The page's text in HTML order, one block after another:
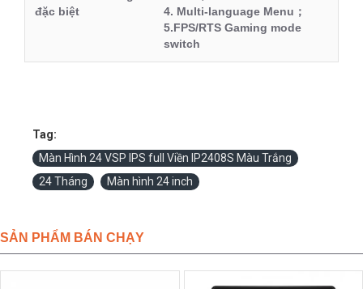
đặc biệt
4. Multi-language Menu；
5.FPS/RTS Gaming mode
switch
Tag:
Màn Hình 24 VSP IPS full Viền IP2408S Màu Trắng
24 Tháng
Màn hình 24 inch
SẢN PHẨM BÁN CHẠY